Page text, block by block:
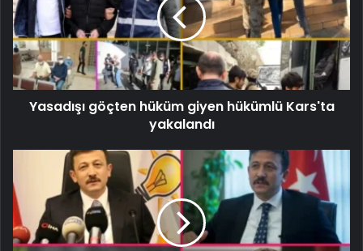
Yasadışı göçten hüküm giyen hükümlü Kars'ta
yakalandı